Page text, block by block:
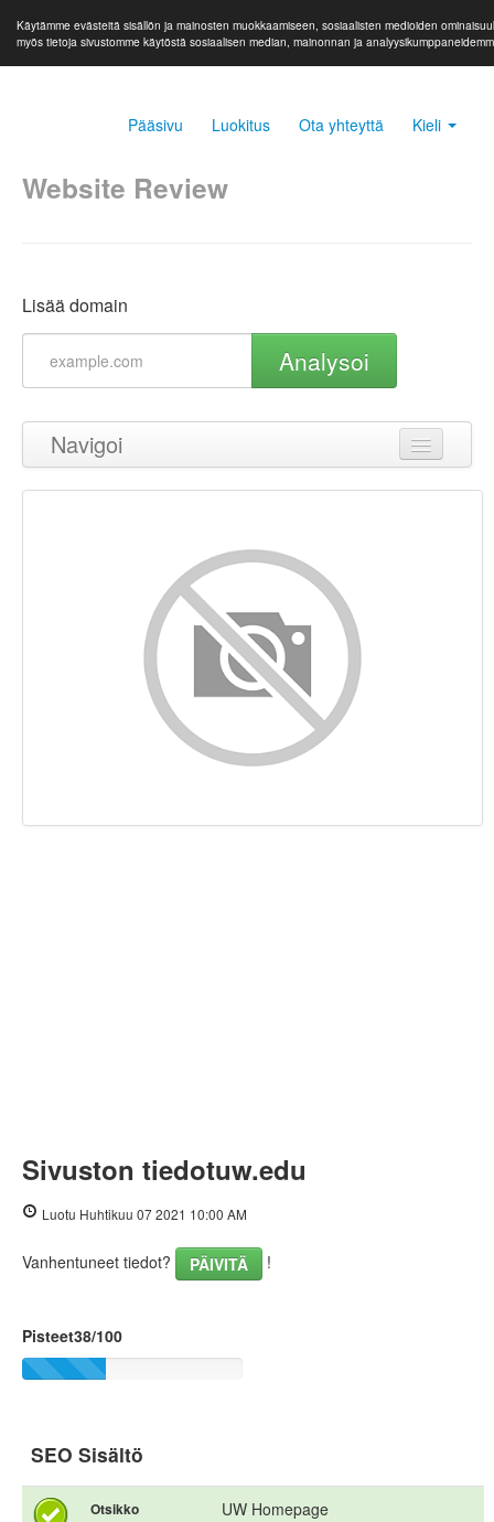
Käytämme evästeitä sisällön ja mainosten muokkaamiseen, sosiaalisten medioiden
myös tietoja sivustomme käytöstä sosiaalisen median, mainonnan ja
Pääsivu Luokitus Ota yhteyttä Kieli
Website Review
Lisää domain
Analysoi
Navigoi
Takaisin ylös
Avainsanat
Käytettävyys
Dokumentti
Sivuston tiedotuw.edu
Luotu Huhtikuu 07 2021 10:00 AM
Vanhentuneet tiedot? PÄIVITÄ !
Pisteet38/100
SEO Sisältö
Otsikko UW Homepage